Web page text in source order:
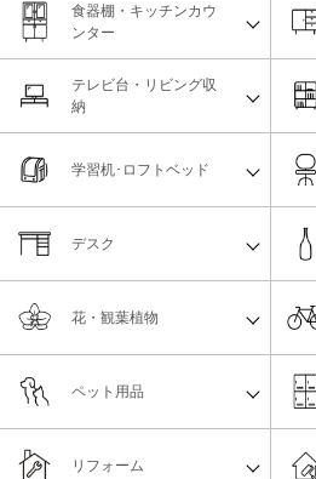
食器棚・キッチンカウ
ンター
テレビ台・リビング収
納
学習机･ロフトベッド
デスク
花・観葉植物
ペット用品
リフォーム